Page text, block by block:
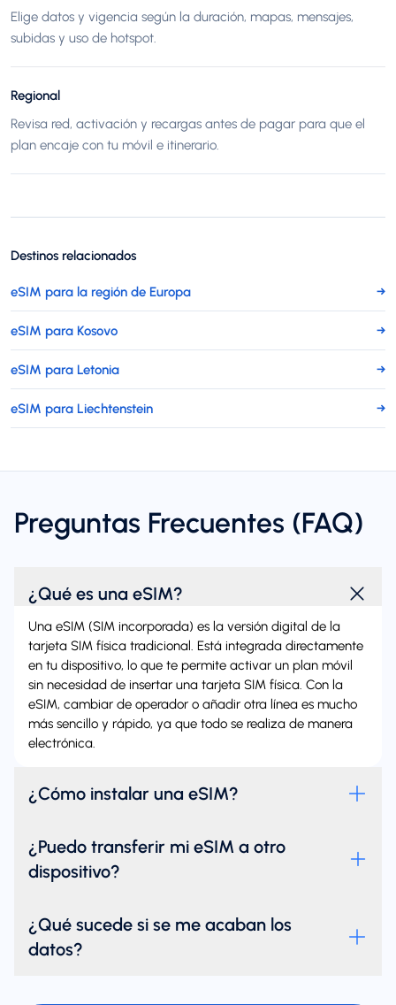
Elige datos y vigencia según la duración, mapas, mensajes,
subidas y uso de hotspot.
Regional
Revisa red, activación y recargas antes de pagar para que el
plan encaje con tu móvil e itinerario.
Destinos relacionados
eSIM para la región de Europa →
eSIM para Kosovo →
eSIM para Letonia →
eSIM para Liechtenstein →
Preguntas Frecuentes (FAQ)
¿Qué es una eSIM?
Una eSIM (SIM incorporada) es la versión digital de la
tarjeta SIM física tradicional. Está integrada directamente
en tu dispositivo, lo que te permite activar un plan móvil
sin necesidad de insertar una tarjeta SIM física. Con la
eSIM, cambiar de operador o añadir otra línea es mucho
más sencillo y rápido, ya que todo se realiza de manera
electrónica.
¿Cómo instalar una eSIM?
¿Puedo transferir mi eSIM a otro
dispositivo?
¿Qué sucede si se me acaban los
datos?